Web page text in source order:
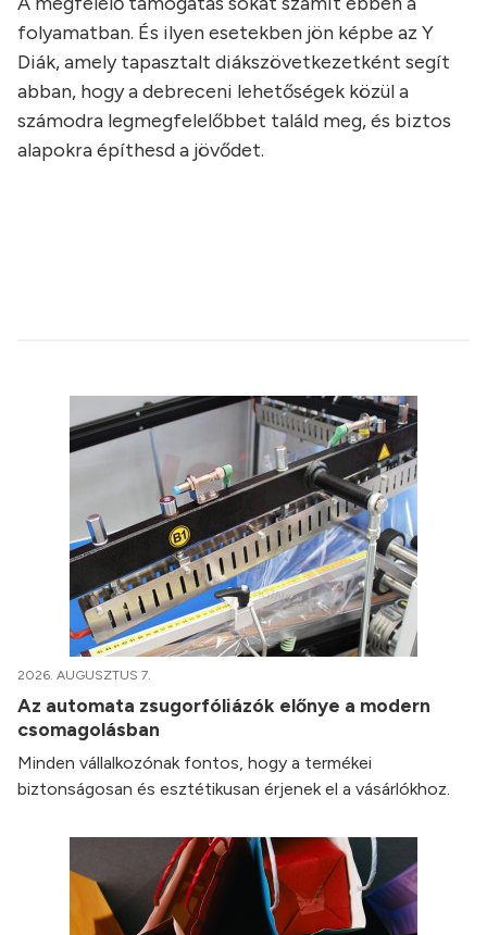
folyamatban. És ilyen esetekben jön képbe az Y
Diák, amely tapasztalt diákszövetkezetként segít
abban, hogy a debreceni lehetőségek közül a
számodra legmegfelelőbbet találd meg, és biztos
alapokra építhesd a jövődet.
2026. AUGUSZTUS 7.
Az automata zsugorfóliázók előnye a modern
csomagolásban
Minden vállalkozónak fontos, hogy a termékei
biztonságosan és esztétikusan érjenek el a vásárlókhoz.